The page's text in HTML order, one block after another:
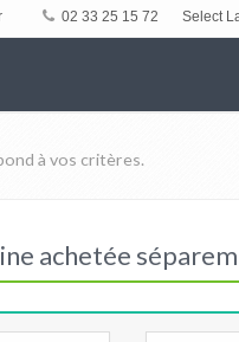
02 33 25 15 72 Select
à vos critères.
achetée